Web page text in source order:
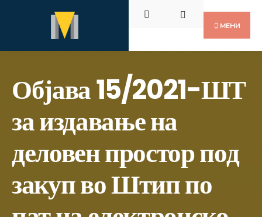
содржината
МЕНИ
Објава 15/2021-ШТ
за издавање на
деловен простор под
закуп во Штип по